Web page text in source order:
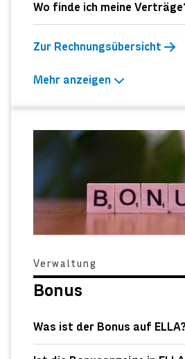
Wo finde ich meine
Zur Rechnungsübersicht
Mehr anzeigen
Verwaltung
Bonus
Was ist der Bonus auf ELLA?